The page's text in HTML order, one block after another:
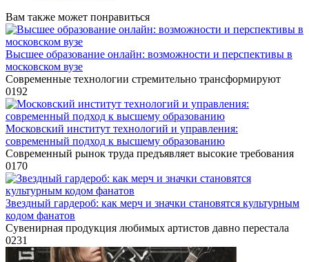
Вам также может понравиться
Высшее образование онлайн: возможности и перспективы в
московском вузе
Современные технологии стремительно трансформируют
0192
Московский институт технологий и управления:
современный подход к высшему образованию
Современный рынок труда предъявляет высокие требования
0170
Звездный гардероб: как мерч и значки становятся культурным
кодом фанатов
Сувенирная продукция любимых артистов давно перестала
0231